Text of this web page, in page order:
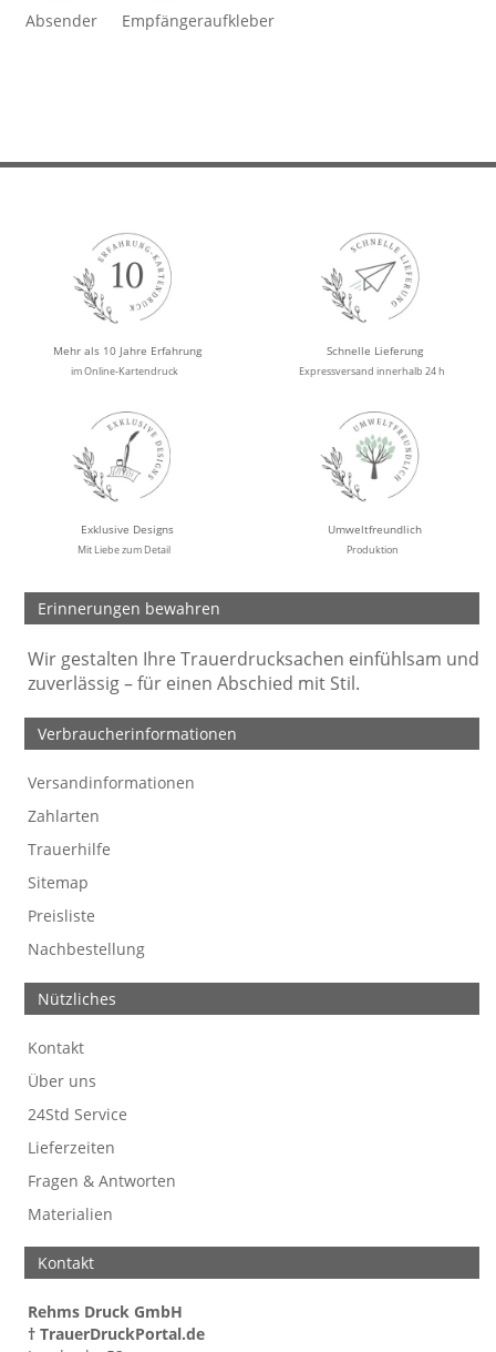
Absender Empfängeraufkleber
Mehr als 10 Jahre Erfahrung
im Online-Kartendruck
Schnelle Lieferung
Expressversand innerhalb 24 h
Exklusive Designs
Mit Liebe zum Detail
Umweltfreundlich
Produktion
Erinnerungen bewahren
Wir gestalten Ihre Trauerdrucksachen einfühlsam und
zuverlässig – für einen Abschied mit Stil.
Verbraucherinformationen
Versandinformationen
Zahlarten
Trauerhilfe
Sitemap
Preisliste
Nachbestellung
Werbefreie Trauerkarten
Tipps
So bestellen Sie
Preise und Muster
Texte für Trauerkarten
Texte für Kondolenzkarten
Nützliches
Kontakt
Über uns
24Std Service
Lieferzeiten
Fragen & Antworten
Materialien
Kontakt
Rehms Druck GmbH
† TrauerDruckPortal.de